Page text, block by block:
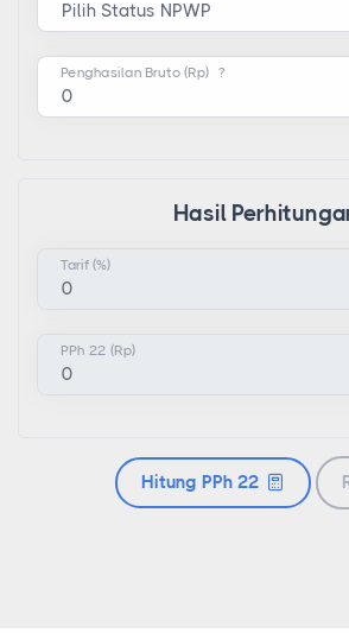
Penghasilan Bruto (Rp) ?
Hasil
Tarif (%)
PPh 22 (Rp)
Hitung PPh 22